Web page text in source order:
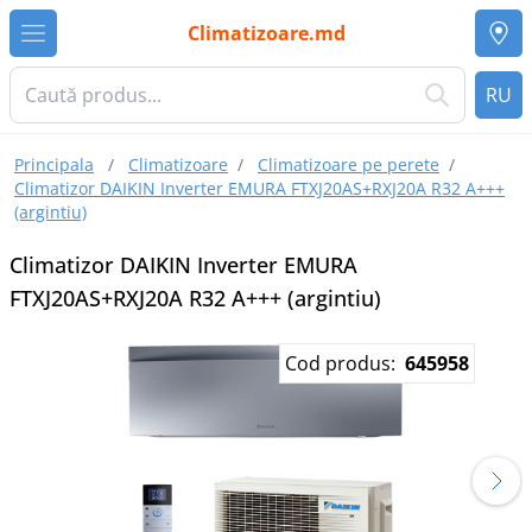
Climatizoare.md
RU
Principala / Climatizoare / Climatizoare pe perete /
Climatizor DAIKIN Inverter EMURA FTXJ20AS+RXJ20A R32 A+++
(argintiu)
Climatizor DAIKIN Inverter EMURA
FTXJ20AS+RXJ20A R32 A+++ (argintiu)
Cod produs: 645958